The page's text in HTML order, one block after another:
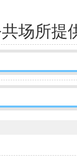
场所提